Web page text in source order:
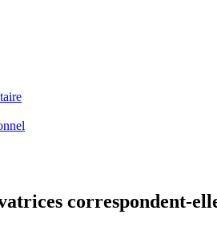
correspondent-